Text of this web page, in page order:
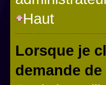
Haut
Lorsque je
demande